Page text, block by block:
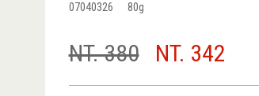
07040326 80
NT. 380 NT. 342